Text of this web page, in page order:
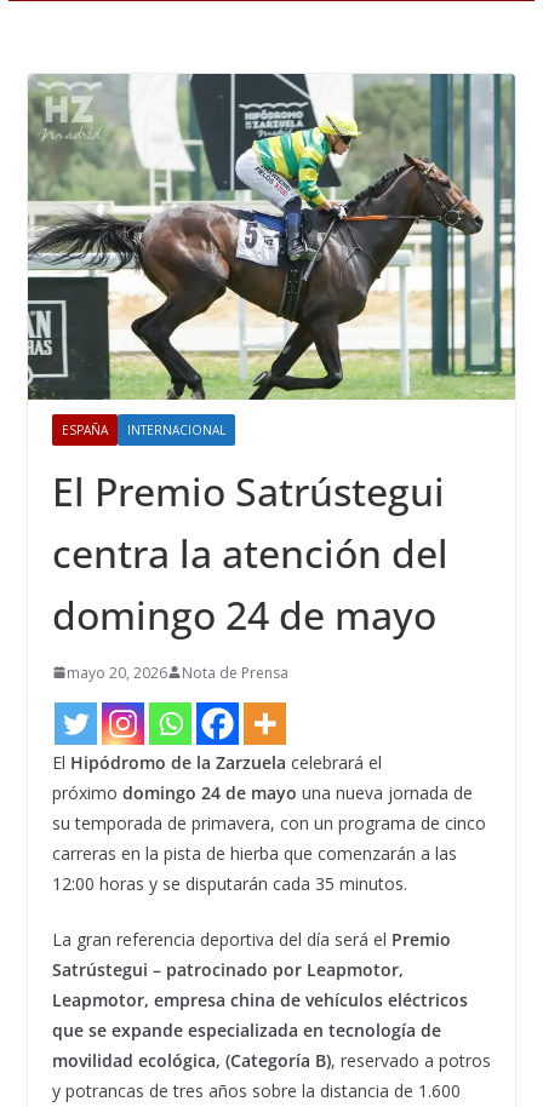
ESPAÑA INTERNACIONAL
El Premio Satrústegui
centra la atención del
domingo 24 de mayo
mayo 20, 2026 Nota de Prensa
El Hipódromo de la Zarzuela celebrará el
próximo domingo 24 de mayo una nueva jornada de
su temporada de primavera, con un programa de cinco
carreras en la pista de hierba que comenzarán a las
12:00 horas y se disputarán cada 35 minutos.
La gran referencia deportiva del día será el Premio
Satrústegui – patrocinado por Leapmotor,
Leapmotor, empresa china de vehículos eléctricos
que se expande especializada en tecnología de
movilidad ecológica, (Categoría B), reservado a potros
y potrancas de tres años sobre la distancia de 1.600